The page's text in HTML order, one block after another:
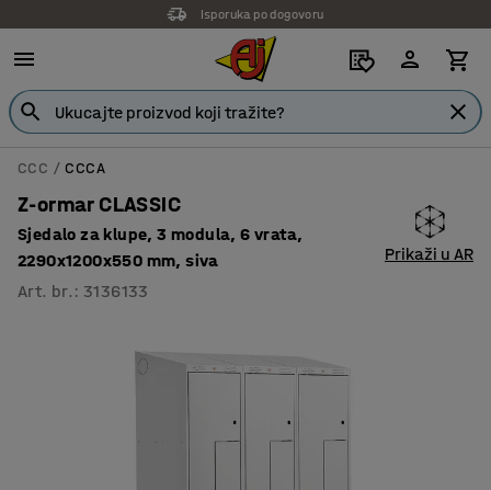
14 dana za povrat ne oštećene robe
CCC CCCA
Z-ormar CLASSIC
Sjedalo za klupe, 3 modula, 6 vrata,
2290x1200x550 mm, siva
Art. br. : 3136133
Prikaži u AR